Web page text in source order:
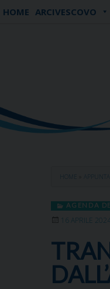
Skip
HOME ARCIVESCOVO
HOME
AGENDA
16 APRILE 2024